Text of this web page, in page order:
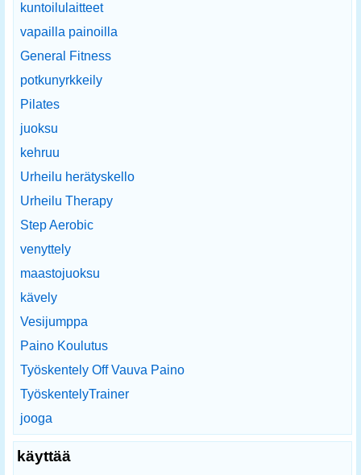
kuntoilulaitteet
vapailla painoilla
General Fitness
potkunyrkkeily
Pilates
juoksu
kehruu
Urheilu herätyskello
Urheilu Therapy
Step Aerobic
venyttely
maastojuoksu
kävely
Vesijumppa
Paino Koulutus
Työskentely Off Vauva Paino
TyöskentelyTrainer
jooga
käyttää